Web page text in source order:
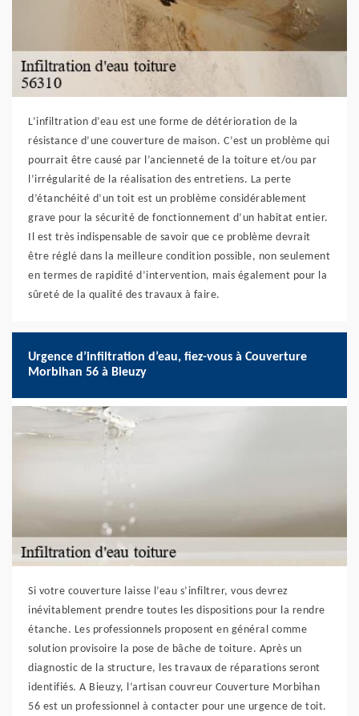
L’infiltration d’eau est une forme de détérioration de la
résistance d’une couverture de maison. C’est un problème qui
pourrait être causé par l’ancienneté de la toiture et/ou par
l’irrégularité de la réalisation des entretiens. La perte
d’étanchéité d’un toit est un problème considérablement
grave pour la sécurité de fonctionnement d’un habitat entier.
Il est très indispensable de savoir que ce problème devrait
être réglé dans la meilleure condition possible, non seulement
en termes de rapidité d’intervention, mais également pour la
sûreté de la qualité des travaux à faire.
Urgence d’infiltration d’eau, fiez-vous à Couverture
Morbihan 56 à Bieuzy
Si votre couverture laisse l’eau s’infiltrer, vous devrez
inévitablement prendre toutes les dispositions pour la rendre
étanche. Les professionnels proposent en général comme
solution provisoire la pose de bâche de toiture. Après un
diagnostic de la structure, les travaux de réparations seront
identifiés. A Bieuzy, l’artisan couvreur Couverture Morbihan
56 est un professionnel à contacter pour une urgence de toit.